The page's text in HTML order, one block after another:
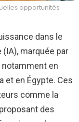
opportunités
dans le
marquée par
en
et en Égypte. Ces
comme la
des